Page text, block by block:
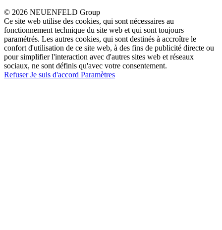
© 2026 NEUENFELD Group
Ce site web utilise des cookies, qui sont nécessaires au
fonctionnement technique du site web et qui sont toujours
paramétrés. Les autres cookies, qui sont destinés à accroître le
confort d'utilisation de ce site web, à des fins de publicité directe ou
pour simplifier l'interaction avec d'autres sites web et réseaux
sociaux, ne sont définis qu'avec votre consentement.
RefuserJe suis d'accord Paramètres